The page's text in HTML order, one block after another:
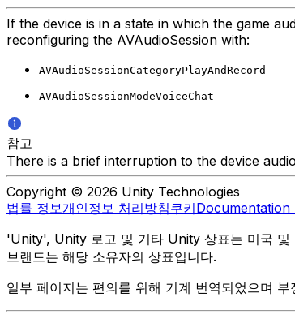
If the device is in a state in which the game
reconfiguring the AVAudioSession with:
AVAudioSessionCategoryPlayAndRecord
AVAudioSessionModeVoiceChat
참고
There is a brief interruption to the device
Copyright © 2026 Unity Technologies
법률 정보개인정보 처리방침쿠키
'Unity', Unity 로고 및 기타 Unity 상표는 미국
브랜드는 해당 소유자의 상표입니다.
일부 페이지는 편의를 위해 기계 번역되었으며